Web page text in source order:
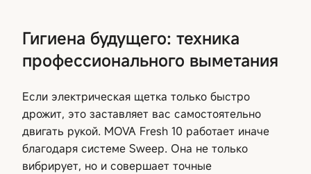
Гигиена будущего: техника
профессионального выметания
Если электрическая щетка только быстро
дрожит, это заставляет вас самостоятельно
двигать рукой. MOVA Fresh 10 работает иначе
благодаря системе Sweep. Она не только
вибрирует, но и совершает точные